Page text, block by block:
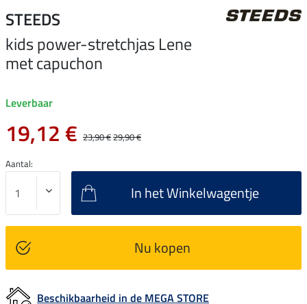
STEEDS
kids power-stretchjas Lene
met capuchon
Leverbaar
19,12 € 23,90 €29,90 €
Aantal:
In het Winkelwagentje
Nu kopen
Beschikbaarheid in de MEGA STORE